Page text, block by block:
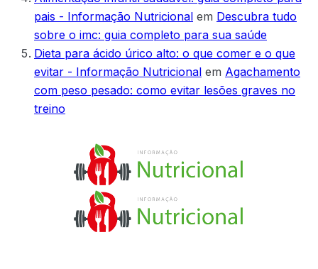
pais - Informação Nutricional em Descubra tudo
sobre o imc: guia completo para sua saúde
Dieta para ácido úrico alto: o que comer e o que
evitar - Informação Nutricional em Agachamento
com peso pesado: como evitar lesões graves no
treino